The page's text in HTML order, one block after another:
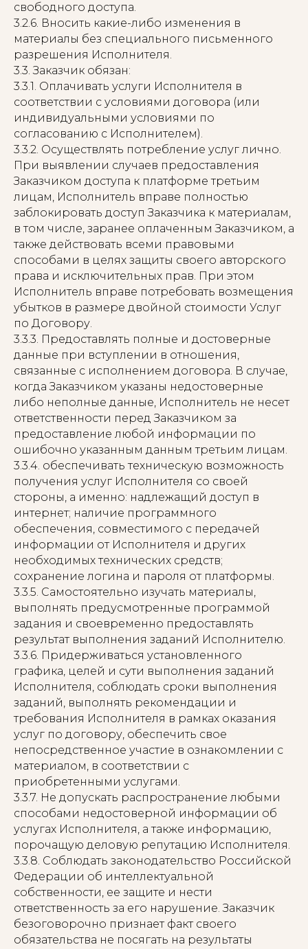
свободного доступа.
3.2.6. Вносить какие-либо изменения в
материалы без специального письменного
разрешения Исполнителя.
3.3. Заказчик обязан:
3.3.1. Оплачивать услуги Исполнителя в
соответствии с условиями договора (или
индивидуальными условиями по
согласованию с Исполнителем).
3.3.2. Осуществлять потребление услуг лично.
При выявлении случаев предоставления
Заказчиком доступа к платформе третьим
лицам, Исполнитель вправе полностью
заблокировать доступ Заказчика к материалам,
в том числе, заранее оплаченным Заказчиком, а
также действовать всеми правовыми
способами в целях защиты своего авторского
права и исключительных прав. При этом
Исполнитель вправе потребовать возмещения
убытков в размере двойной стоимости Услуг
по Договору.
3.3.3. Предоставлять полные и достоверные
данные при вступлении в отношения,
связанные с исполнением договора. В случае,
когда Заказчиком указаны недостоверные
либо неполные данные, Исполнитель не несет
ответственности перед Заказчиком за
предоставление любой информации по
ошибочно указанным данным третьим лицам.
3.3.4. обеспечивать техническую возможность
получения услуг Исполнителя со своей
стороны, а именно: надлежащий доступ в
интернет; наличие программного
обеспечения, совместимого с передачей
информации от Исполнителя и других
необходимых технических средств;
сохранение логина и пароля от платформы.
3.3.5. Самостоятельно изучать материалы,
выполнять предусмотренные программой
задания и своевременно предоставлять
результат выполнения заданий Исполнителю.
3.3.6. Придерживаться установленного
графика, целей и сути выполнения заданий
Исполнителя, соблюдать сроки выполнения
заданий, выполнять рекомендации и
требования Исполнителя в рамках оказания
услуг по договору, обеспечить свое
непосредственное участие в ознакомлении с
материалом, в соответствии с
приобретенными услугами.
3.3.7. Не допускать распространение любыми
способами недостоверной информации об
услугах Исполнителя, а также информацию,
порочащую деловую репутацию Исполнителя.
3.3.8. Соблюдать законодательство Российской
Федерации об интеллектуальной
собственности, ее защите и нести
ответственность за его нарушение. Заказчик
безоговорочно признает факт своего
обязательства не посягать на результаты